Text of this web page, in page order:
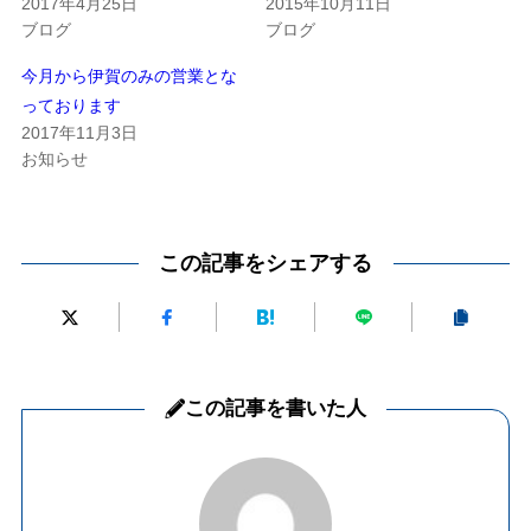
ブログ
ブログ
今月から伊賀のみの営業とな
っております
2017年11月3日
お知らせ
この記事をシェアする
この記事を書いた人